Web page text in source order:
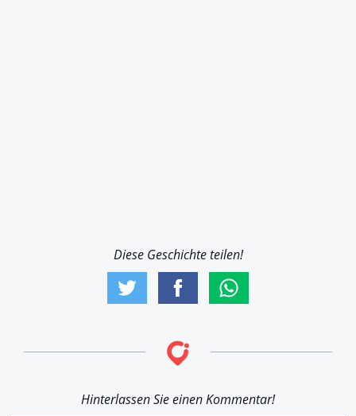
Diese Geschichte teilen!
Hinterlassen Sie einen Kommentar!